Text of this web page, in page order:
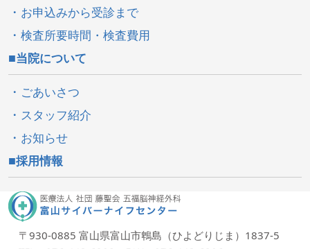
お申込みから受診まで
検査所要時間・検査費用
当院について
ごあいさつ
スタッフ紹介
お知らせ
採用情報
〒930-0885 富山県富山市鵯島（ひよどりじま）1837-5